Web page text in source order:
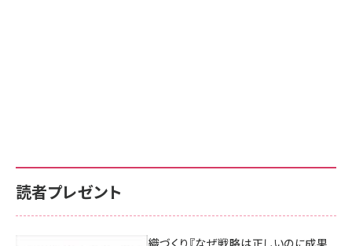
読者プレゼント
成果を生む組織づくり『なぜ戦略は正しいのに成果